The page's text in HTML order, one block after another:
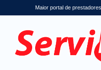
Maior portal de